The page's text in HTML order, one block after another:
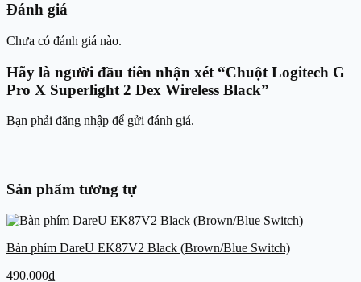
Đánh giá
Chưa có đánh giá nào.
Hãy là người đầu tiên nhận xét “Chuột Logitech G
Pro X Superlight 2 Dex Wireless Black”
Bạn phải đăng nhập để gửi đánh giá.
Sản phẩm tương tự
Bàn phím DareU EK87V2 Black (Brown/Blue Switch)
490.000₫